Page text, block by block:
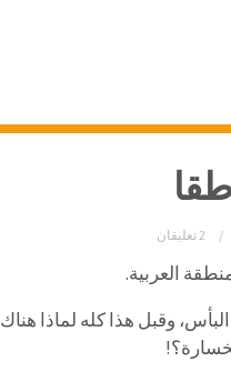
2 تعليقان
العربية.
وقبل هذا كله لماذا هناك